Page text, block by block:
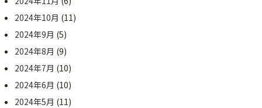
2024年10月 (11)
2024年9月 (5)
2024年8月 (9)
2024年7月 (10)
2024年6月 (10)
2024年5月 (11)